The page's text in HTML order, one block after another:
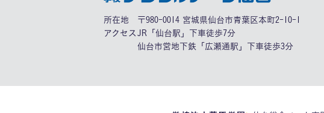
所在地
〒980-0014 宮城県仙台市青葉区本町2-10-1
アクセス JR「仙台駅」下車徒歩7分
仙台市営地下鉄「広瀬通駅」下車徒歩3分